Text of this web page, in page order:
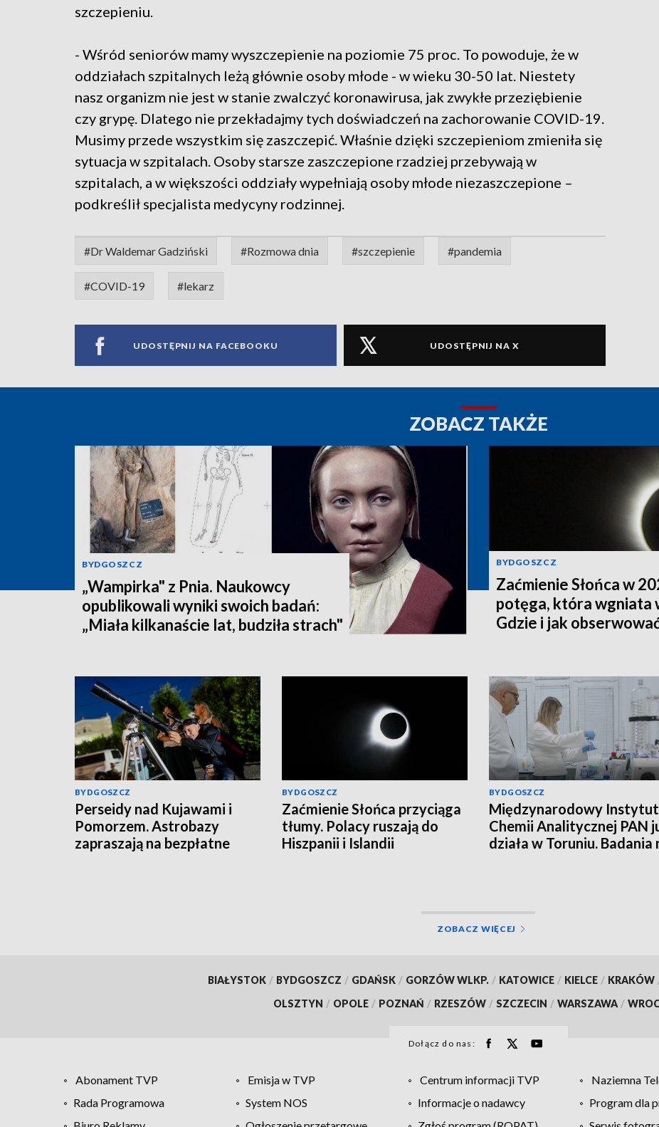
szczepieniu.
- Wśród seniorów mamy wyszczepienie na poziomie 75 proc. To powoduje, że w
oddziałach szpitalnych leżą głównie osoby młode - w wieku 30-50 lat. Niestety
nasz organizm nie jest w stanie zwalczyć koronawirusa, jak zwykłe przeziębienie
czy grypę. Dlatego nie przekładajmy tych doświadczeń na zachorowanie COVID-19.
Musimy przede wszystkim się zaszczepić. Właśnie dzięki szczepieniom zmieniła się
sytuacja w szpitalach. Osoby starsze zaszczepione rzadziej przebywają w
szpitalach, a w większości oddziały wypełniają osoby młode niezaszczepione –
podkreślił specjalista medycyny rodzinnej.
#Dr Waldemar Gadziński #Rozmowa dnia #szczepienie #pandemia
#COVID-19 #lekarz
UDOSTĘPNIJ NA FACEBOOKU UDOSTĘPNIJ NA X
ZOBACZ TAKŻE
BYDGOSZCZ
„Wampirka" z Pnia. Naukowcy
opublikowali wyniki swoich badań:
„Miała kilkanaście lat, budziła strach"
BYDGOSZCZ
Zaćmienie Słońca w
potęga, która wgniata
Gdzie i jak
BYDGOSZCZ
Perseidy nad Kujawami i
Pomorzem. Astrobazy
zapraszają na bezpłatne
BYDGOSZCZ
Zaćmienie Słońca przyciąga
tłumy. Polacy ruszają do
Hiszpanii i Islandii
BYDGOSZCZ
Międzynarodowy Instytut
Chemii Analitycznej PAN
działa w Toruniu. Badania
ZOBACZ WIĘCEJ
BIAŁYSTOK / BYDGOSZCZ / GDAŃSK / GORZÓW WLKP. / KATOWICE / KIELCE / KRAKÓW
OLSZTYN / OPOLE / POZNAŃ / RZESZÓW / SZCZECIN / WARSZAWA /
Dołącz do nas:
Abonament TVP Emisja w TVP Centrum informacji TVP Naziemna
Rada Programowa
System NOS Informacje o nadawcy
Program dla